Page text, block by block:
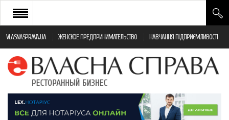
VLASNASPRAVA.UA ЖЕНСКОЕ ПРЕДПРИНИМАТЕЛЬСТВО НАВЧАННЯ ПІДПРИЄМЛИВОСТІ
НОВИНИ РЕСТОРАННОГО БІЗНЕСУ
ЯК ВІДКРИТИ ТА УСПІШНО КЕРУВАТИ
МОНІТОРИНГ ЗАКОНОДАВСТВА